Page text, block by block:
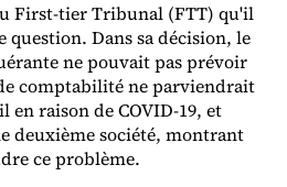
First-tier Tribunal (FTT) qu'il
Dans sa décision, le
ne pouvait pas prévoir
comptabilité ne parviendrait
en raison de COVID-19, et
deuxième société, montrant
ce problème.